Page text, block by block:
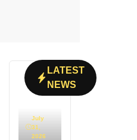
LATEST
NEWS
July
31,
2026